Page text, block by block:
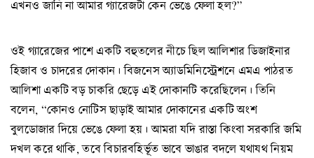
এখনও জানি না আমার গ্যারেজটা কেন ভেঙে ফেলা হল?”
ওই গ্যারেজের পাশে একটি বহুতলের নীচে ছিল আলিশার ডিজাইনার
হিজাব ও চাদরের দোকান। বিজনেস অ্যাডমিনিস্ট্রেশনে এমএ পাঠরত
আলিশা একটি বড় চাকরি ছেড়ে এই দোকানটি করেছিলেন। তিনি
বলেন, “কোনও নোটিস ছাড়াই আমার দোকানের একটি অংশ
বুলডোজার দিয়ে ভেঙে ফেলা হয়। আমরা যদি রাস্তা কিংবা সরকারি জমি
দখল করে থাকি, তবে বিচারবহির্ভূত ভাবে ভাঙার বদলে যথাযথ নিয়ম